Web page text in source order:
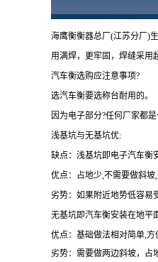
海鹰衡衡器总厂 (江苏分厂 )
用满焊，更牢固，焊缝采用
汽车衡选购应注意事项?
选汽车衡要选称台耐用的。
因为电子部分?任何厂家都
浅基坑与无基坑优:
缺点：浅基坑即电子汽车衡
优点：占地少,不需要做斜坡
劣势：如果附近地势低容易
无基坑即汽车衡安装在地平
优点：基础做法相对简单,方
劣势：需要做两边斜坡，占